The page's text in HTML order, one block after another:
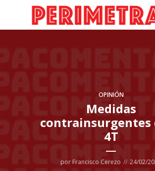
OPINIÓN
Medidas
contrainsurgentes
4T
por Francisco Cerezo 24/02/